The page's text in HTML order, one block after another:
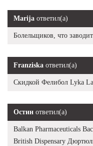
Marija ответил(а)
Болельщиков, что
Franziska ответил(а)
Скидкой Фелибол Lyka
Остин ответил(а)
Balkan Pharmaceuticals
British Dispensary